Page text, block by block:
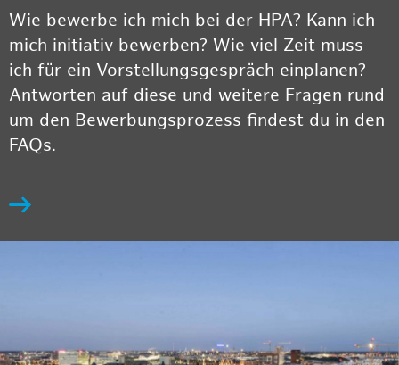
Wie bewerbe ich mich bei der HPA? Kann ich
mich initiativ bewerben? Wie viel Zeit muss
ich für ein Vorstellungsgespräch einplanen?
Antworten auf diese und weitere Fragen rund
um den Bewerbungsprozess findest du in den
FAQs.